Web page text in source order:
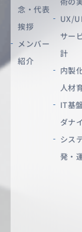
念・代表
挨拶
メンバー
紹介
UX/
サー
計
内製
人材
IT基
ダナ
シス
発・